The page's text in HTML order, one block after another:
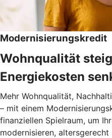
Modernisierungskredit
Wohnqualität
Energiekosten
Mehr Wohnqualität,
– mit einem
finanziellen Spielraum, um
modernisieren,